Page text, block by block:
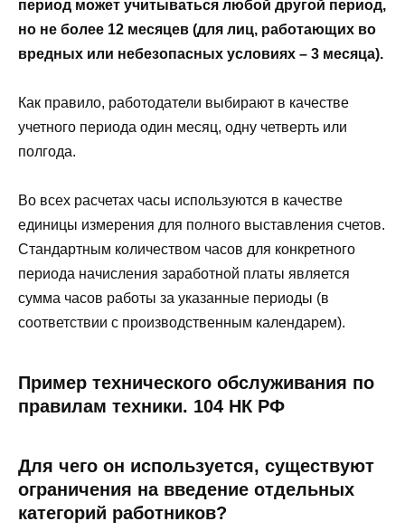
период может учитываться любой другой период,
но не более 12 месяцев (для лиц, работающих во
вредных или небезопасных условиях – 3 месяца).
Как правило, работодатели выбирают в качестве
учетного периода один месяц, одну четверть или
полгода.
Во всех расчетах часы используются в качестве
единицы измерения для полного выставления счетов.
Стандартным количеством часов для конкретного
периода начисления заработной платы является
сумма часов работы за указанные периоды (в
соответствии с производственным календарем).
Пример технического обслуживания по
правилам техники. 104 НК РФ
Для чего он используется, существуют
ограничения на введение отдельных
категорий работников?